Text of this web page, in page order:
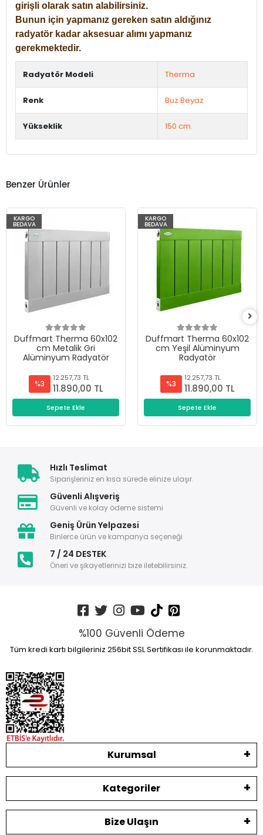
girişli olarak satın alabilirsiniz.
Bunun için yapmanız gereken satın aldığınız
radyatör kadar aksesuar alımı yapmanız
gerekmektedir.
Radyatör Modeli Therma
Renk Buz Beyaz
Yükseklik 150 cm.
Benzer Ürünler
KARGO
BEDAVA
Duffmart Therma 60x102
cm Metalik Gri
Alüminyum Radyatör
%3
12.257,73 TL
11.890,00 TL
Sepete Ekle
KARGO
BEDAVA
Duffmart Therma 60x102
cm Yeşil Alüminyum
Radyatör
%3
12.257,73 TL
11.890,00 TL
Sepete Ekle
Hızlı Teslimat
Siparişleriniz en kısa sürede elinize ulaşır.
Güvenli Alışveriş
Güvenli ve kolay ödeme sistemi
Geniş Ürün Yelpazesi
Binlerce ürün ve kampanya seçeneği
7 / 24 DESTEK
Öneri ve şikayetlerinizi bize iletebilirsiniz.
%100 Güvenli Ödeme
Tüm kredi kartı bilgileriniz 256bit SSL Sertifikası ile korunmaktadır.
Kurumsal
Kategoriler
Bize Ulaşın